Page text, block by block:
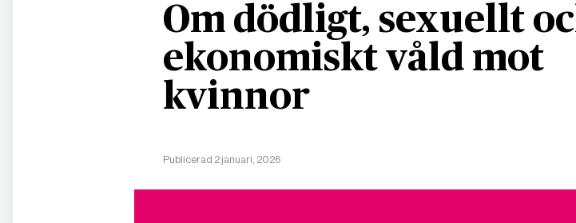
Om dödligt, sexuellt
ekonomiskt våld mot
kvinnor
Publicerad 2 januari, 2026